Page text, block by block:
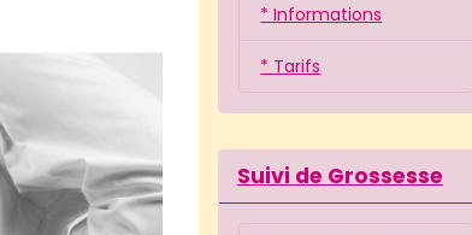
* Informations
* Tarifs
Suivi de Grossesse